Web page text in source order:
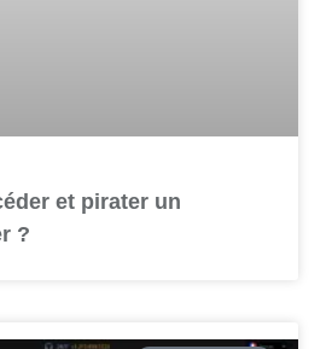
et pirater un
?